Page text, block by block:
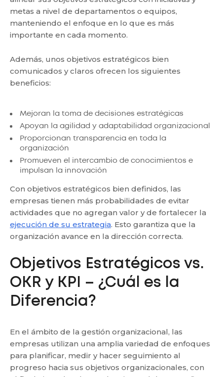
metas a nivel de departamentos o equipos,
manteniendo el enfoque en lo que es más
importante en cada momento.
Además, unos objetivos estratégicos bien
comunicados y claros ofrecen los siguientes
beneficios:
Mejoran la toma de decisiones estratégicas
Apoyan la agilidad y adaptabilidad organizacional
Proporcionan transparencia en toda la
organización
Promueven el intercambio de conocimientos e
impulsan la innovación
Con objetivos estratégicos bien definidos, las
empresas tienen más probabilidades de evitar
actividades que no agregan valor y de fortalecer la
ejecución de su estrategia. Esto garantiza que la
organización avance en la dirección correcta.
Objetivos Estratégicos vs.
OKR y KPI – ¿Cuál es la
Diferencia?
En el ámbito de la gestión organizacional, las
empresas utilizan una amplia variedad de enfoques
para planificar, medir y hacer seguimiento al
progreso hacia sus objetivos organizacionales, con